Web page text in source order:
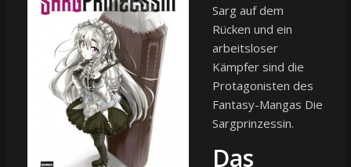
Sarg auf dem
Rücken und ein
arbeitsloser
Kämpfer sind die
Protagonisten des
Fantasy-Mangas Die
Sargprinzessin.
Das